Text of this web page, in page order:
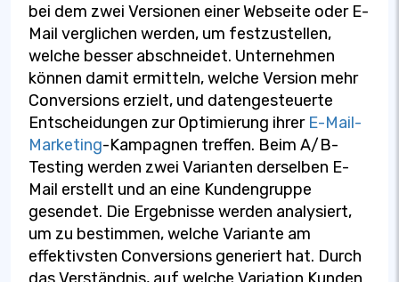
bei dem zwei Versionen einer Webseite oder E-
Mail verglichen werden, um festzustellen,
welche besser abschneidet. Unternehmen
können damit ermitteln, welche Version mehr
Conversions erzielt, und datengesteuerte
Entscheidungen zur Optimierung ihrer E-Mail-
Marketing-Kampagnen treffen. Beim A/B-
Testing werden zwei Varianten derselben E-
Mail erstellt und an eine Kundengruppe
gesendet. Die Ergebnisse werden analysiert,
um zu bestimmen, welche Variante am
effektivsten Conversions generiert hat. Durch